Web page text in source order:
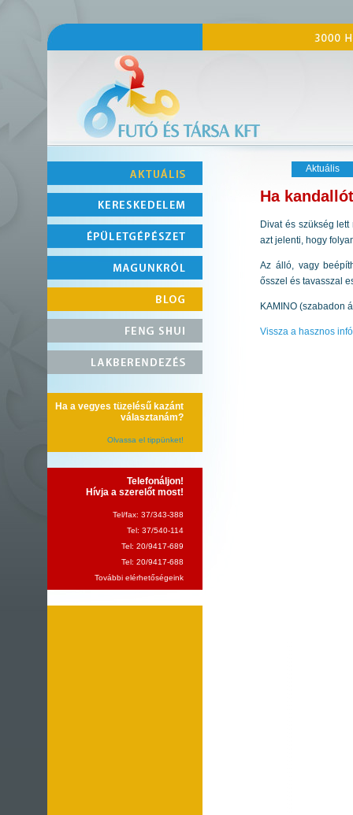
Ha a vegyes tüzelésű kazánt
választanám?
Olvassa el tippünket!
Telefonáljon!
Hívja a szerelőt most!
Tel/fax: 37/343-388
Tel: 37/540-114
Tel: 20/9417-689
Tel: 20/9417-688
További elérhetőségeink
Aktuális
Ha
Divat és szükség
azt jelenti, hogy
Az álló, vagy
ősszel és tavasszal
KAMINO (szabadon
Vissza a hasznos